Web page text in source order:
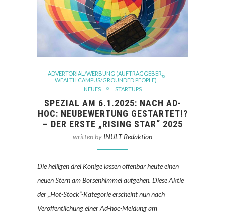
ADVERTORIAL/WERBUNG (AUFTRAGGEBER:
WEALTH CAMPUS/GROUNDED PEOPLE)
NEUES
STARTUPS
SPEZIAL AM 6.1.2025: NACH AD-
HOC: NEUBEWERTUNG GESTARTET!?
– DER ERSTE „RISING STAR“ 2025
written by INULT Redaktion
Die heiligen drei Könige lassen offenbar heute einen
neuen Stern am Börsenhimmel aufgehen. Diese Aktie
der „Hot-Stock“-Kategorie erscheint nun nach
Veröffentlichung einer Ad-hoc-Meldung am